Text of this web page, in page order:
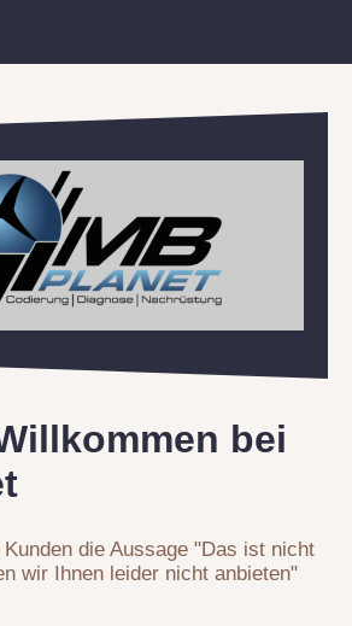
bei
die Aussage "Das ist nicht
wir Ihnen leider nicht anbieten"